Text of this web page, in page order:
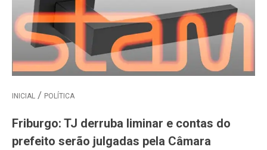
INICIAL POLÍTICA
Friburgo: TJ derruba liminar e contas do
prefeito serão julgadas pela Câmara